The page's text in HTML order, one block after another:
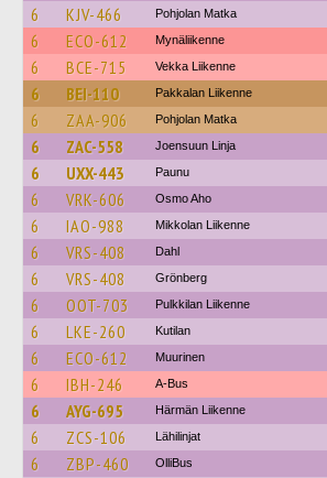
6 KJV-466 Pohjolan Matka
6 ECO-612 Mynäliikenne
6 BCE-715 Vekka Liikenne
6 BEI-110 Pakkalan Liikenne
6 ZAA-906 Pohjolan Matka
6 ZAC-558 Joensuun Linja
6 UXX-443 Paunu
6 VRK-606 Osmo Aho
6 IAO-988 Mikkolan Liikenne
6 VRS-408 Dahl
6 VRS-408 Grönberg
6 OOT-703 Pulkkilan Liikenne
6 LKE-260 Kutilan
6 ECO-612 Muurinen
6 IBH-246 A-Bus
6 AYG-695 Härmän Liikenne
6 ZCS-106 Lähilinjat
6 ZBP-460 OlliBus